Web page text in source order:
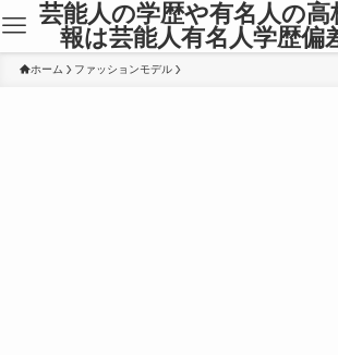
芸能人の学歴や有名人の高
報は芸能人有名人学歴偏
ホーム ファッションモデル